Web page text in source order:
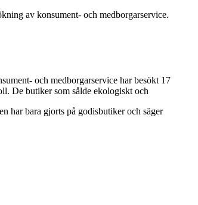
av konsument- och medborgarservice.
och medborgarservice har besökt 17
De butiker som sålde ekologiskt och
har bara gjorts på godisbutiker och säger